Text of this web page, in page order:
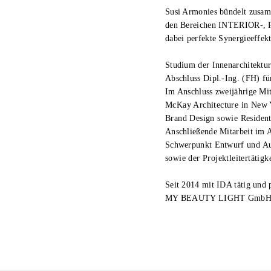
Susi Armonies bündelt
den Bereichen INTERIOR-,
dabei perfekte
Studium der
Abschluss Dipl.-Ing. (FH)
Im Anschluss zweijährige
McKay Architecture in New
Brand Design sowie
Anschließende Mitarbeit im
Schwerpunkt Entwurf und
sowie der
Seit 2014 mit IDA tätig und
MY BEAUTY LIGHT